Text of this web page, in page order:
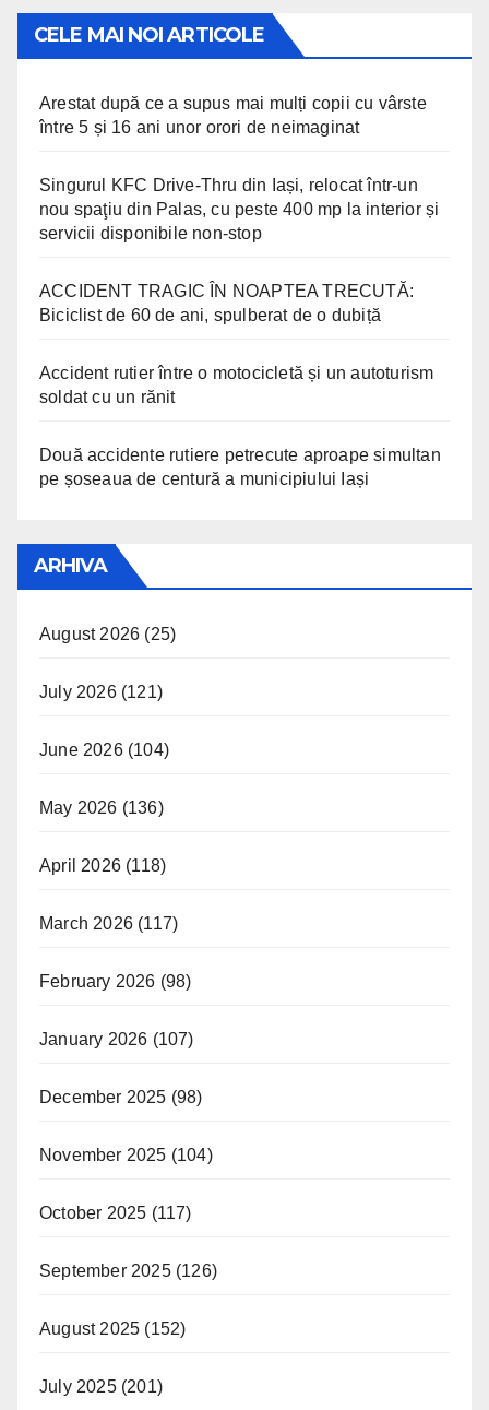
CELE MAI NOI ARTICOLE
Arestat după ce a supus mai mulți copii cu vârste
între 5 și 16 ani unor orori de neimaginat
Singurul KFC Drive-Thru din Iași, relocat într-un
nou spaţiu din Palas, cu peste 400 mp la interior și
servicii disponibile non-stop
ACCIDENT TRAGIC ÎN NOAPTEA TRECUTĂ:
Biciclist de 60 de ani, spulberat de o dubiță
Accident rutier între o motocicletă și un autoturism
soldat cu un rănit
Două accidente rutiere petrecute aproape simultan
pe șoseaua de centură a municipiului Iași
ARHIVA
August 2026 (25)
July 2026(121)
June 2026(104)
May 2026 (136)
April 2026 (118)
March 2026 (117)
February 2026 (98)
January 2026 (107)
December 2025 (98)
November 2025 (104)
October 2025 (117)
September 2025(126)
August 2025 (152)
July 2025(201)